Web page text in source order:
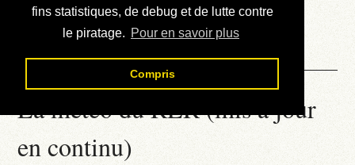
fins statistiques, de debug et de lutte contre
le piratage. Pour en savoir plus
Compris
Téléchargement
Contact
La météo du RER (mis à jour
en continu)